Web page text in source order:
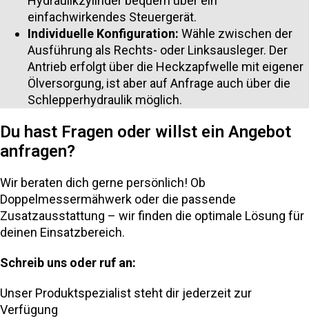
einfachwirkendes Steuergerät.
Individuelle Konfiguration: Wähle zwischen der
Ausführung als Rechts- oder Linksausleger. Der
Antrieb erfolgt über die Heckzapfwelle mit eigener
Ölversorgung, ist aber auf Anfrage auch über die
Schlepperhydraulik möglich.
Du hast Fragen oder willst ein Angebot
anfragen?
Wir beraten dich gerne persönlich! Ob
Doppelmessermähwerk oder die passende
Zusatzausstattung – wir finden die optimale Lösung für
deinen Einsatzbereich.
Schreib uns oder ruf an:
Unser Produktspezialist steht dir jederzeit zur
Verfügung